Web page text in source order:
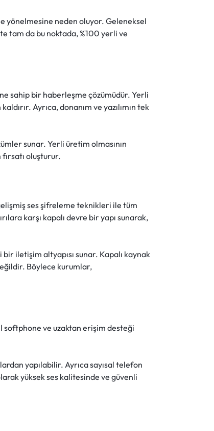
yönelmesine neden oluyor. Geleneksel
tam da bu noktada, %100 yerli ve
sahip bir haberleşme çözümüdür. Yerli
Ayrıca, donanım ve yazılımın tek
sunar. Yerli üretim olmasının
oluşturur.
ses şifreleme teknikleri ile tüm
karşı kapalı devre bir yapı sunarak,
iletişim altyapısı sunar. Kapalı kaynak
Böylece kurumlar,
softphone ve uzaktan erişim desteği
yapılabilir. Ayrıca sayısal telefon
yüksek ses kalitesinde ve güvenli